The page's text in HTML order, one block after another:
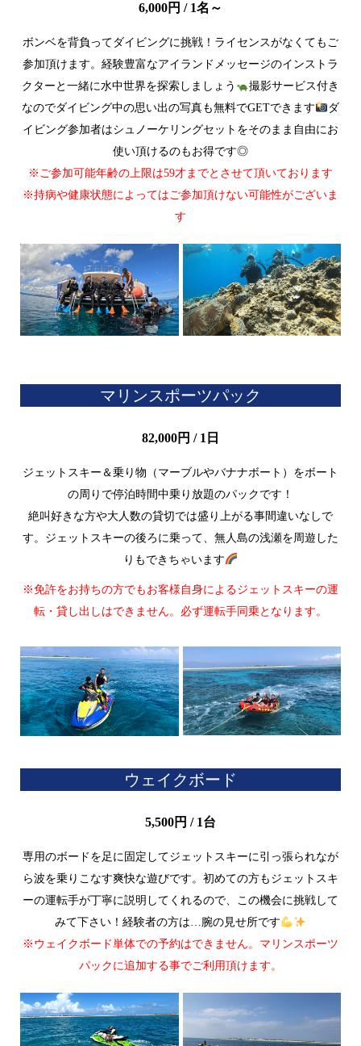
6,000円 / 1名～
ボンベを背負ってダイビングに挑戦！ライセンスがなくてもご
参加頂けます。経験豊富なアイランドメッセージのインストラ
クターと一緒に水中世界を探索しましょう
撮影サービス付き
なのでダイビング中の思い出の写真も無料でGETできます
ダ
イビング参加者はシュノーケリングセットをそのまま自由にお
使い頂けるのもお得です◎
※ご参加可能年齢の上限は59才までとさせて頂いております
※持病や健康状態によってはご参加頂けない可能性がございま
す
マリンスポーツパック
82,000円 / 1日
ジェットスキー＆乗り物（マーブルやバナナボート）をボート
の周りで停泊時間中乗り放題のパックです！
絶叫好きな方や大人数の貸切では盛り上がる事間違いなしで
す。ジェットスキーの後ろに乗って、無人島の浅瀬を周遊した
りもできちゃいます
※免許をお持ちの方でもお客様自身によるジェットスキーの運
転・貸し出しはできません。必ず運転手同乗となります。
ウェイクボード
5,500円 / 1台
専用のボードを足に固定してジェットスキーに引っ張られなが
ら波を乗りこなす爽快な遊びです。初めての方もジェットスキ
ーの運転手が丁寧に説明してくれるので、 この機会に挑戦して
みて下さい！経験者の方は…腕の見せ所です
※ウェイクボード単体での予約はできません。マリンスポーツ
パックに追加する事でご利用頂けます。